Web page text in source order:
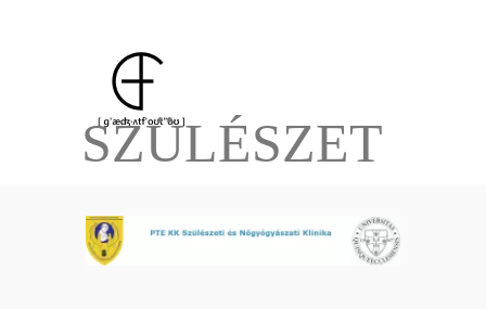
SZÜLÉSZET